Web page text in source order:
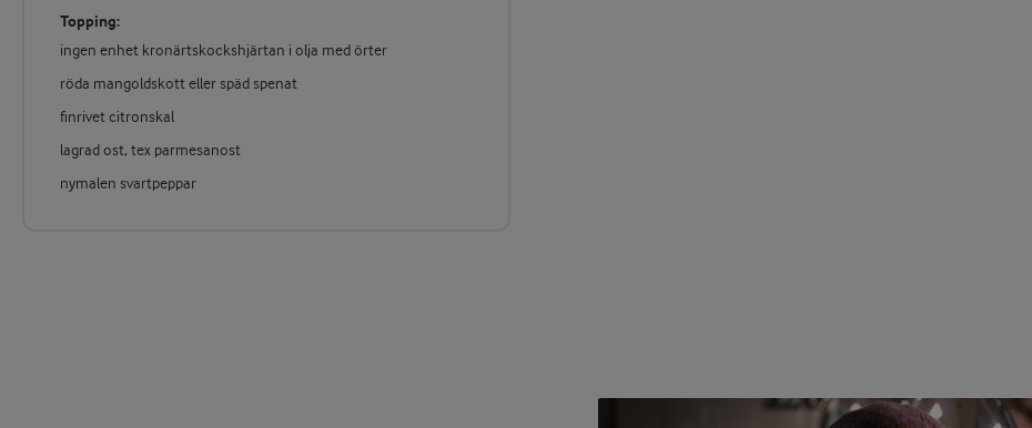
Topping:
ingen enhet kronärtskockshjärtan i olja med örter
röda mangoldskott eller späd spenat
finrivet citronskal
lagrad ost, tex parmesanost
nymalen svartpeppar